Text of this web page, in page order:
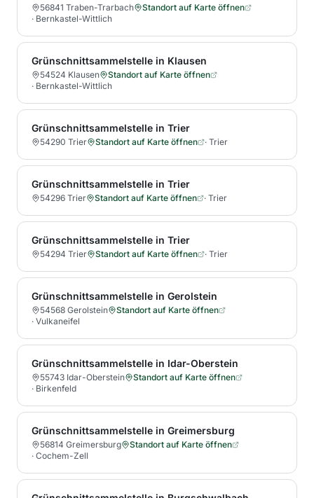
56841 Traben-Trarbach
Standort auf Karte öffnen
· Bernkastel-Wittlich
Grünschnittsammelstelle in Klausen
54524 Klausen
Standort auf Karte öffnen
· Bernkastel-Wittlich
Grünschnittsammelstelle in Trier
54290 Trier Standort auf Karte öffnen · Trier
Grünschnittsammelstelle in Trier
54296 Trier Standort auf Karte öffnen · Trier
Grünschnittsammelstelle in Trier
54294 Trier Standort auf Karte öffnen · Trier
Grünschnittsammelstelle in Gerolstein
54568 Gerolstein
Standort auf Karte öffnen
· Vulkaneifel
Grünschnittsammelstelle in Idar-Oberstein
55743 Idar-Oberstein
Standort auf Karte öffnen
· Birkenfeld
Grünschnittsammelstelle in Greimersburg
56814 Greimersburg
Standort auf Karte öffnen
· Cochem-Zell